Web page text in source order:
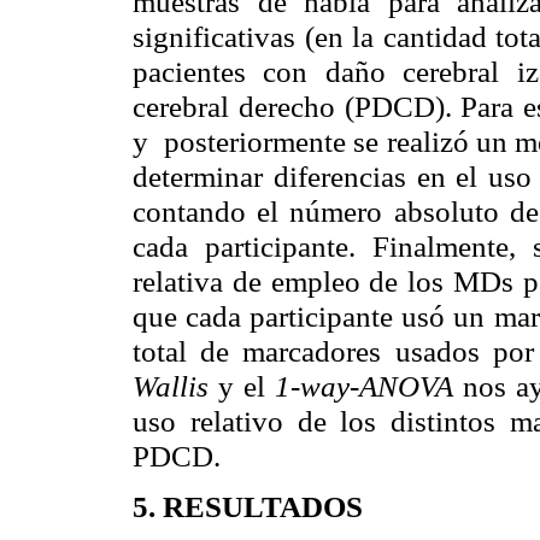
significativas (en la cantidad
pacientes con daño cerebral
cerebral derecho (PDCD). Para
y posteriormente se realizó un
determinar diferencias en el
contando el número absoluto
cada participante.
relativa de empleo de los MDs
que cada participante usó un
total de marcadores usados
Wallis y el 1-way-ANOVA nos
uso relativo de los distintos
PDCD.
5. RESULTADOS